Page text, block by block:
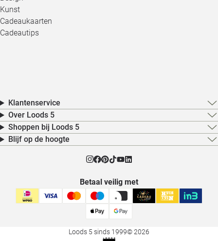
Kunst
Cadeaukaarten
Cadeautips
Klantenservice
Over Loods 5
Shoppen bij Loods 5
Blijf op de hoogte
Betaal veilig met
Loods 5 sinds 1999© 2026